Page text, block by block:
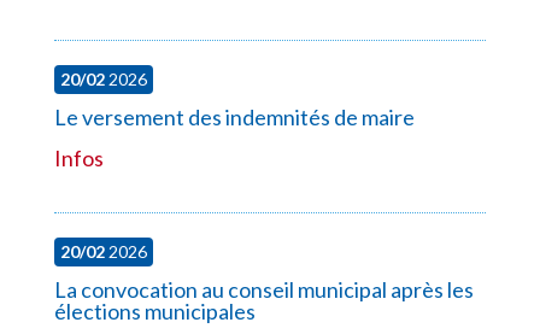
20/022026
Le versement des indemnités de maire
Infos
20/022026
La convocation au conseil municipal après les
élections municipales